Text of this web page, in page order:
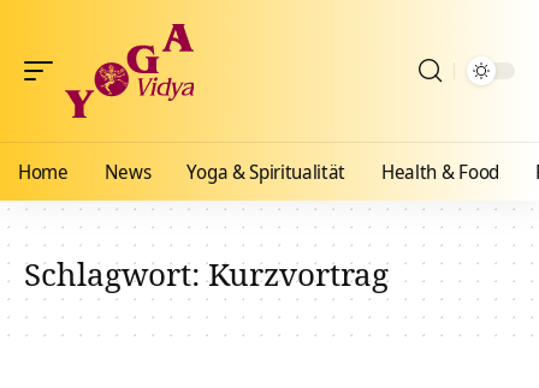
Home News Yoga & Spiritualität Health & Food
Schlagwort:Kurzvortrag